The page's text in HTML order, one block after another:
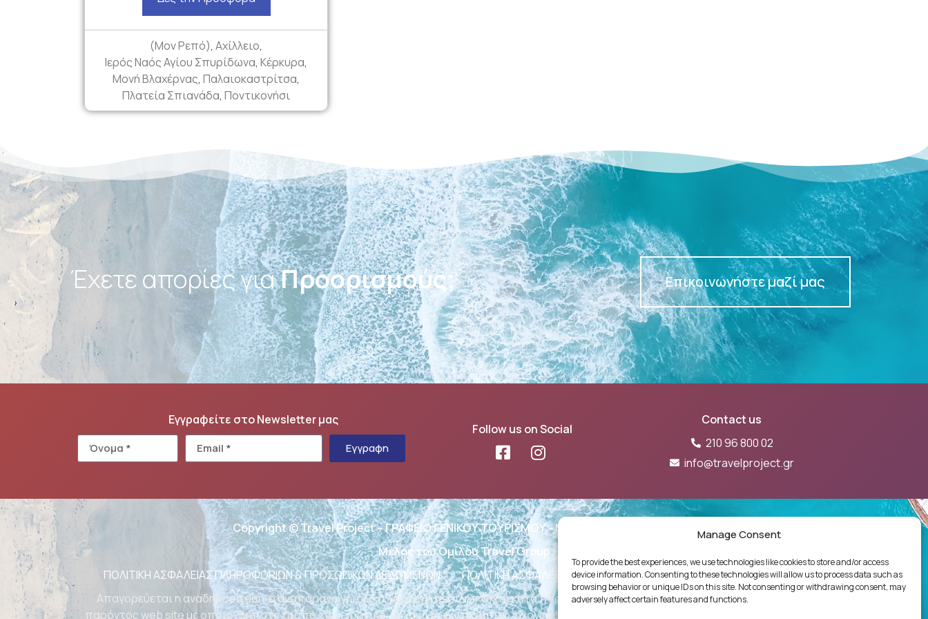
Manage Consent
To provide the best experiences, we use technologies like cookies to store and/or access
device information. Consenting to these technologies will allow us to process data such as
browsing behavior or unique IDs on this site. Not consenting or withdrawing consent, may
adversely affect certain features and functions.
(Μον Ρεπό),Αχίλλειο,
Ιερός Ναός Αγίου Σπυρίδωνα,Κέρκυρα,
Μονή Βλαχέρνας,Παλαιοκαστρίτσα,
Πλατεία Σπιανάδα,Ποντικονήσι
Έχετε απορίες γιαΤαξίδια; Επικοινωνήστε μαζί μας
Εγγραφείτε στο Newsletter μας
Εγγραφη
Follow us on Social
Contact us
210 96 800 02
info@travelproject.gr
Copyright © Travel Project – ΓΡΑΦΕΙΟ ΓΕΝΙΚΟΥ ΤΟΥΡΙΣΜΟΥ - ΜΗΤΕ: 0261Ε60000718601
Μέλος του Ομίλου Travel Group
ΠΟΛΙΤΙΚΗ ΑΣΦΑΛΕΙΑΣ ΠΛΗΡΟΦΟΡΙΩΝ & ΠΡΟΣΩΠΙΚΩΝ ΔΕΔΟΜΕΝΩΝ
ΠΟΛΙΤΙΚΗ ΑΣΦΑΛΕΙΑΣ ΛΕΙΤΟΥΡΓΙΩΝ
ΔΗΛΩΣΗ ΠΟΛΙΤΙΚΗΣ ΠΟΙΟΤΗΤΑΣ
Απαγορεύεται η αναδημοσίευση, η αναπαραγωγή, ολική, μερική ή περιληπτική ή κατά παράφραση ή διασκευή απόδοση του περιεχομένου του
παρόντος web site με οποιονδήποτε τρόπο, ηλεκτρονικό, μηχανικό, φωτοτυπικό, ηχογράφησης ή άλλο, χωρίς προηγούμενη γραπτή άδεια. Νόμος